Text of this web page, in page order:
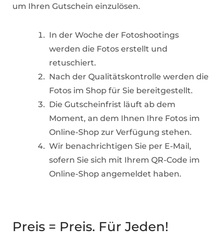
um Ihren Gutschein einzulösen.
In der Woche der Fotoshootings
werden die Fotos erstellt und
retuschiert.
Nach der Qualitätskontrolle werden die
Fotos im Shop für Sie bereitgestellt.
Die Gutscheinfrist läuft ab dem
Moment, an dem Ihnen Ihre Fotos im
Online-Shop zur Verfügung stehen.
Wir benachrichtigen Sie per E-Mail,
sofern Sie sich mit Ihrem QR-Code im
Online-Shop angemeldet haben.
Preis = Preis. Für Jeden!